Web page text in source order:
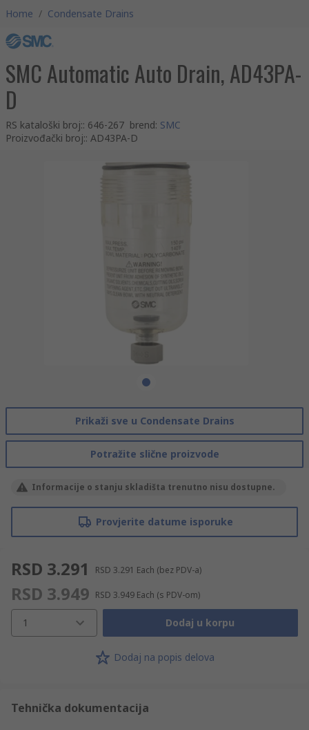
Home / Condensate Drains
SMC Automatic Auto Drain, AD43PA-
D
RS kataloški broj:: 646-267 brend: SMC
Proizvođački broj:: AD43PA-D
Prikaži sve u Condensate Drains
Potražite slične proizvode
Informacije o stanju skladišta trenutno nisu dostupne.
Provjerite datume isporuke
RSD 3.291 RSD 3.291 Each (bez PDV-a)
RSD 3.949 RSD 3.949 Each (s PDV-om)
1 Dodaj u korpu
Dodaj na popis delova
Tehnička dokumentacija